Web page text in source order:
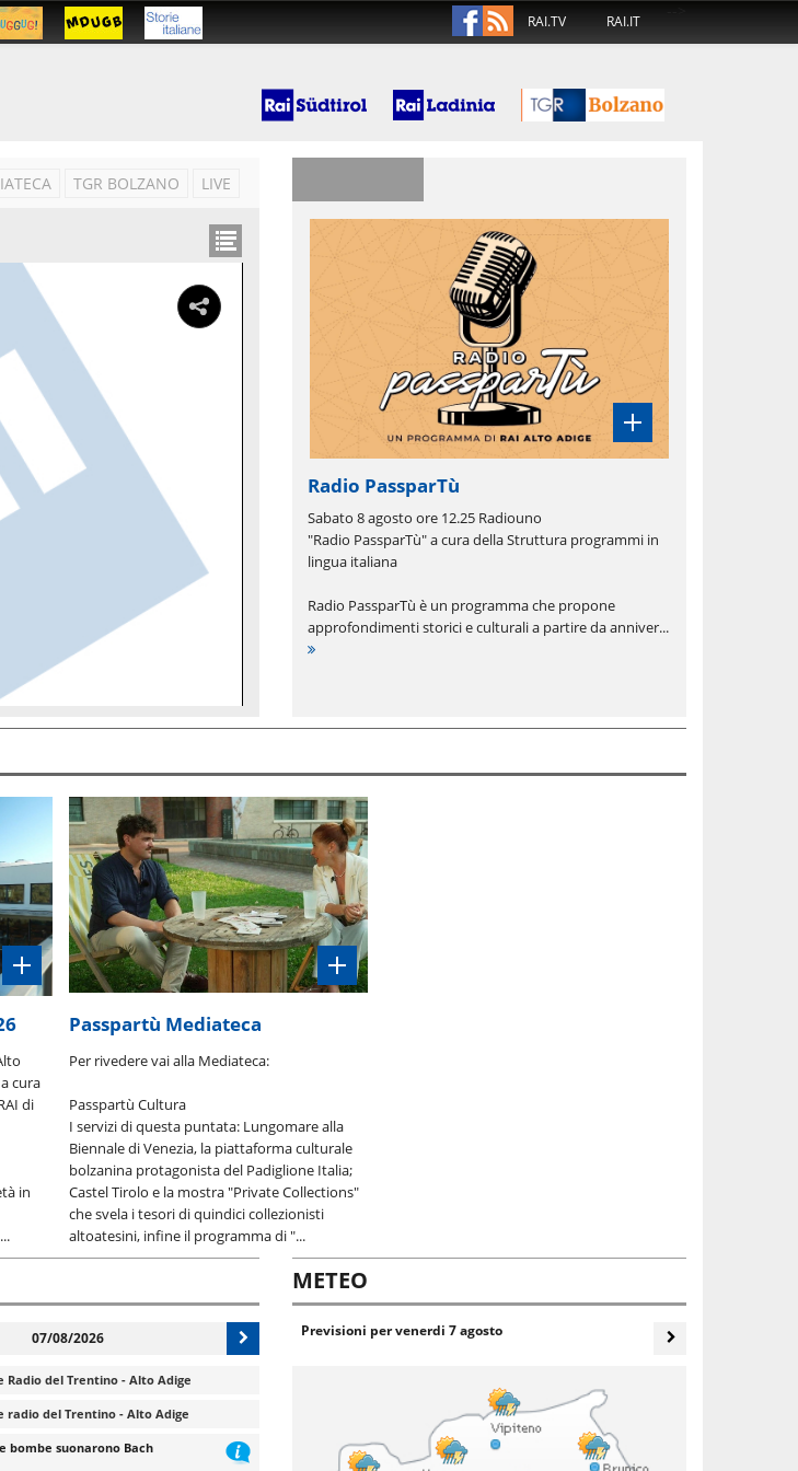
-->
RAI.TV RAI.IT
TGR BOLZANO LIVE
Radio PassparTù
Sabato 8 agosto ore 12.25 Radiouno
"Radio PassparTù" a cura della Struttura programmi in
lingua italiana
Radio PassparTù è un programma che propone
approfondimenti storici e culturali a partire da anniver...
cura
di
in
Passpartù Mediateca
Per rivedere vai alla Mediateca:
Passpartù Cultura
I servizi di questa puntata: Lungomare alla
Biennale di Venezia, la piattaforma culturale
bolzanina protagonista del Padiglione Italia;
Castel Tirolo e la mostra "Private Collections"
che svela i tesori di quindici collezionisti
altoatesini, infine il programma di "...
07/08/2026
Radio del Trentino - Alto Adige
radio del Trentino - Alto Adige
bombe suonarono Bach
METEO
Previsioni pervenerdi 7 agosto